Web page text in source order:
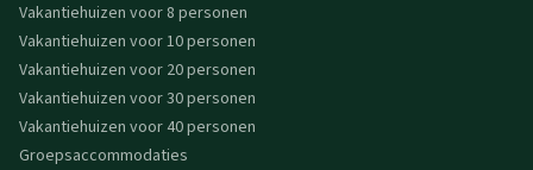
Vakantiehuizen voor 8 personen
Vakantiehuizen voor 10 personen
Vakantiehuizen voor 20 personen
Vakantiehuizen voor 30 personen
Vakantiehuizen voor 40 personen
Groepsaccommodaties